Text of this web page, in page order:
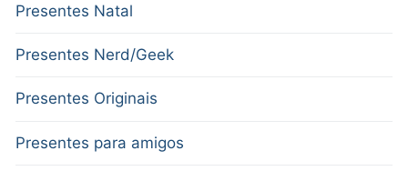
Presentes Natal
Presentes Nerd/Geek
Presentes Originais
Presentes para amigos